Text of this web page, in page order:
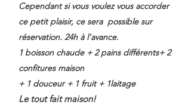
Cependant si vous voulez vous accorder
ce petit plaisir, ce sera possible sur
réservation. 24h à l'avance.
1 boisson chaude + 2 pains différents+ 2
confitures maison
+ 1 douceur + 1 fruit + 1laitage
Le tout fait maison!